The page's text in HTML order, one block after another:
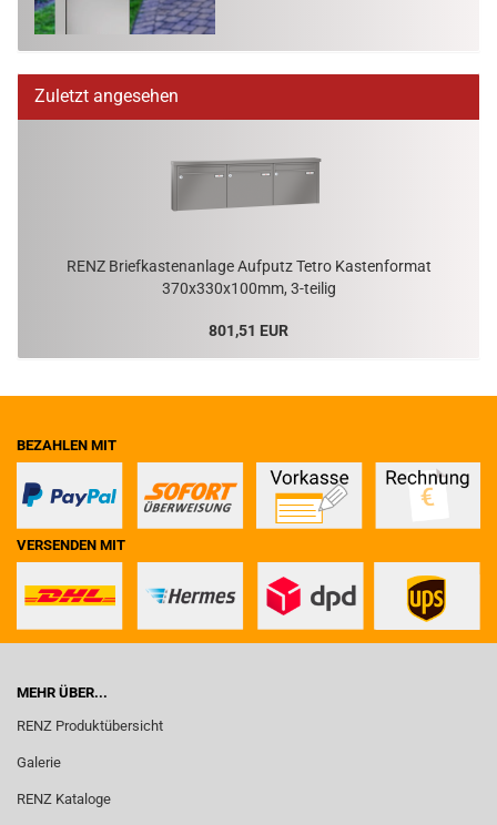
Zuletzt angesehen
RENZ Brief­kas­ten­an­la­ge Auf­putz Tetro Kas­ten­for­mat
370x330x100mm, 3-​teilig
801,51 EUR
BEZAHLEN MIT
VERSENDEN MIT
MEHR ÜBER...
RENZ Produktübersicht
Galerie
RENZ Kataloge